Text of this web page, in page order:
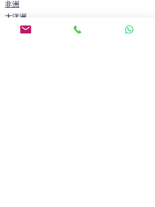
非洲
大洋洲
所有国家
Main Tel: +65
69090395